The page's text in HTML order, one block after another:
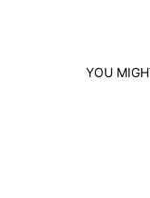
YOU